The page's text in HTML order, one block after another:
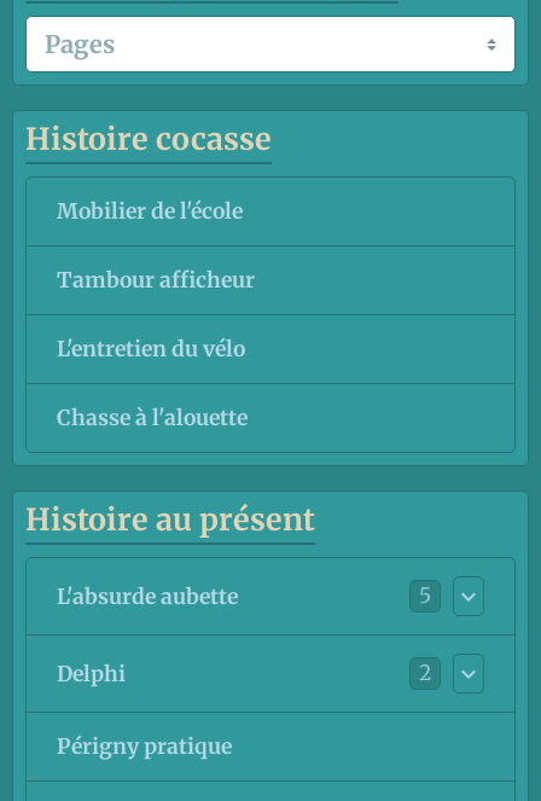
Histoire cocasse
Mobilier de l'école
Tambour afficheur
L'entretien du vélo
Chasse à l'alouette
Histoire au présent
L'absurde aubette 5
Delphi 2
Périgny pratique